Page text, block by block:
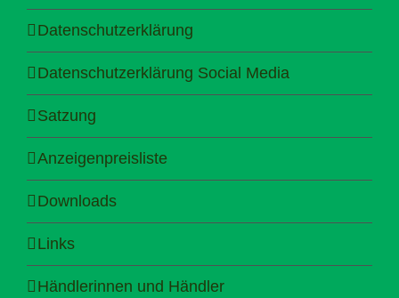
Datenschutzerklärung
Datenschutzerklärung Social Media
Satzung
Anzeigenpreisliste
Downloads
Links
Händlerinnen und Händler